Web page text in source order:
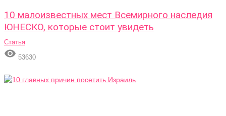
10 малоизвестных мест Всемирного наследия
ЮНЕСКО, которые стоит увидеть
Статья
 53630